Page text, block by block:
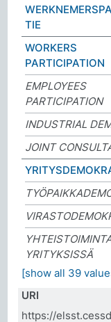
TIE
WORKERS
PARTICIPATION
EMPLOYEES
PARTICIPATION
INDUSTRIAL
JOINT
YRITYKSISSÄ
[show all 39
URI
https://